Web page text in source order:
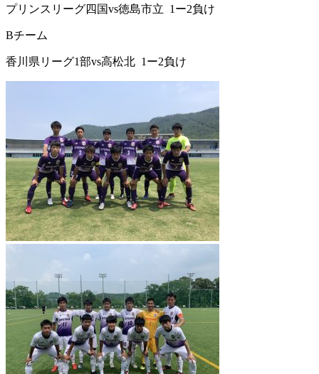
プリンスリーグ四国vs徳島市立 1ー2負け
Bチーム
香川県リーグ1部vs高松北 1ー2負け